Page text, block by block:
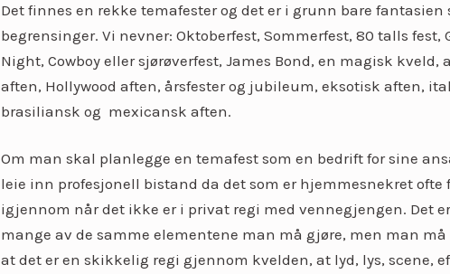
Det finnes en rekke temafester og det er i grunn bare fantasien
begrensinger. Vi nevner: Oktoberfest, Sommerfest, 80 talls fest,
Night, Cowboy eller sjørøverfest, James Bond, en magisk kveld,
aften, Hollywood aften, årsfester og jubileum, eksotisk aften,
brasiliansk og mexicansk aften.
Om man skal planlegge en temafest som en bedrift for sine
leie inn profesjonell bistand da det som er hjemmesnekret ofte
igjennom når det ikke er i privat regi med vennegjengen. Det
mange av de samme elementene man må gjøre, men man
at det er en skikkelig regi gjennom kvelden, at lyd, lys, scene,